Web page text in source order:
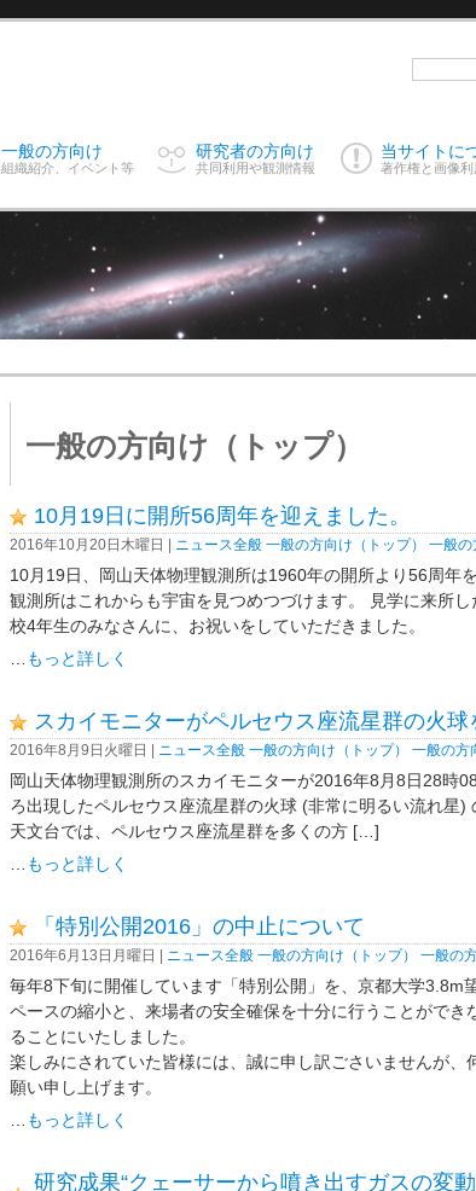
一般の方向け
組織紹介、イベント等
研究者の方向け
共同利用や観測情報
当サイトに
著作権と画像利
一般の方向け（トップ）
10月19日に開所56周年を迎えました。
2016年10月20日木曜日 | ニュース全般 一般の方向け（トップ） 一般の
10月19日、岡山天体物理観測所は1960年の開所より56周年
観測所はこれからも宇宙を見つめつづけます。 見学に来所
校4年生のみなさんに、お祝いをしていただきました。
もっと詳しく
スカイモニターがペルセウス座流星群の火球
2016年8月9日火曜日 | ニュース全般 一般の方向け（トップ） 一般の方
岡山天体物理観測所のスカイモニターが2016年8月8日28時
ろ出現したペルセウス座流星群の火球 (非常に明るい流れ星)
天文台では、ペルセウス座流星群を多くの方 […]
もっと詳しく
「特別公開2016」の中止について
2016年6月13日月曜日 | ニュース全般 一般の方向け（トップ） 一般の
毎年8下旬に開催しています「特別公開」を、京都大学3.8m
ペースの縮小と、来場者の安全確保を十分に行うことができ
ることにいたしました。
楽しみにされていた皆様には、誠に申し訳ごさいませんが、
願い申し上げます。
もっと詳しく
研究成果“クェーサーから噴き出すガスの変